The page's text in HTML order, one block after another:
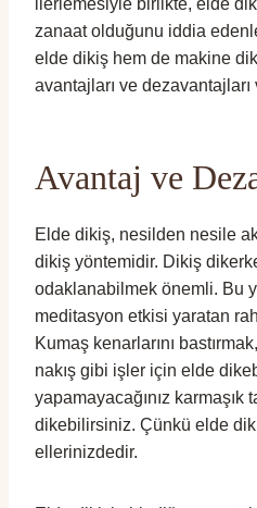
zanaat olduğunu iddia
elde dikiş hem de makine
avantajları ve dezavantajları
Avantaj ve
Elde dikiş, nesilden nesile
dikiş yöntemidir. Dikiş
odaklanabilmek önemli. Bu
meditasyon etkisi yaratan
Kumaş kenarlarını
nakış gibi işler için elde
yapamayacağınız karmaşık
dikebilirsiniz. Çünkü elde
ellerinizdedir.